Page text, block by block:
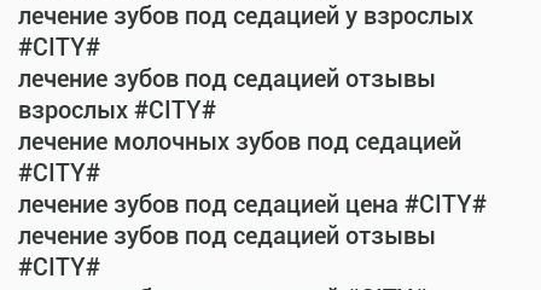
лечение зубов под седацией у взрослых
#CITY#
лечение зубов под седацией отзывы
взрослых #CITY#
лечение молочных зубов под седацией
#CITY#
лечение зубов под седацией цена #CITY#
лечение зубов под седацией отзывы
#CITY#